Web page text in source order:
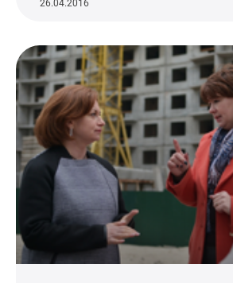
26.04.2016